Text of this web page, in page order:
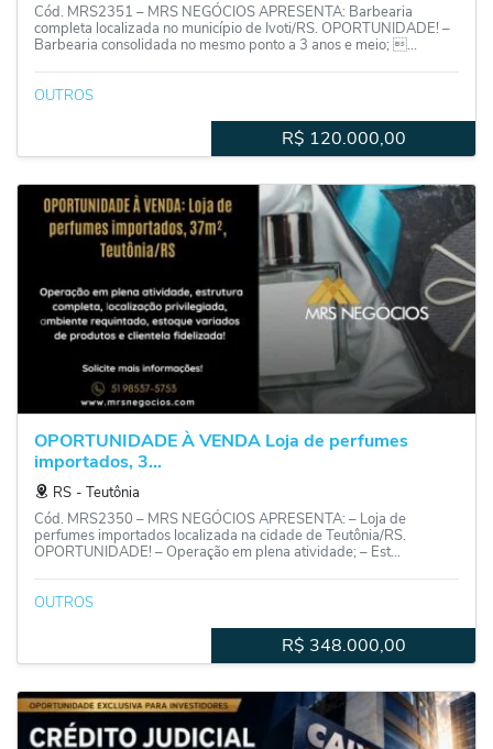
Cód. MRS2351 – MRS NEGÓCIOS APRESENTA: Barbearia
completa localizada no município de Ivoti/RS. OPORTUNIDADE! –
Barbearia consolidada no mesmo ponto a 3 anos e meio; ...
OUTROS
R$ 120.000,00
OPORTUNIDADE À VENDA Loja de perfumes
importados, 3...
RS ‐ Teutônia
Cód. MRS2350 – MRS NEGÓCIOS APRESENTA: – Loja de
perfumes importados localizada na cidade de Teutônia/RS.
OPORTUNIDADE! – Operação em plena atividade; – Est...
OUTROS
R$ 348.000,00